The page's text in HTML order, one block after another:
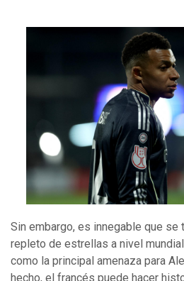
Sin embargo, es innegable que se
repleto de estrellas a nivel mundial.
como la principal amenaza para
hecho, el francés puede hacer